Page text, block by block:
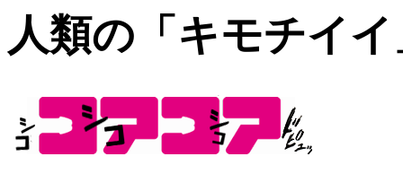
人類の「キモチイ